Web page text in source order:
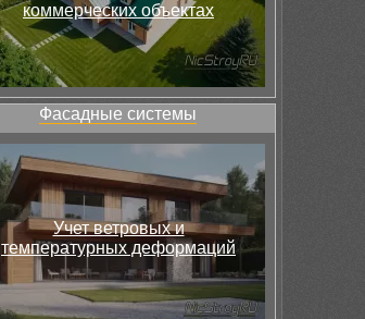
коммерческих объектах
Фасадные системы
Учет ветровых и
температурных деформаций